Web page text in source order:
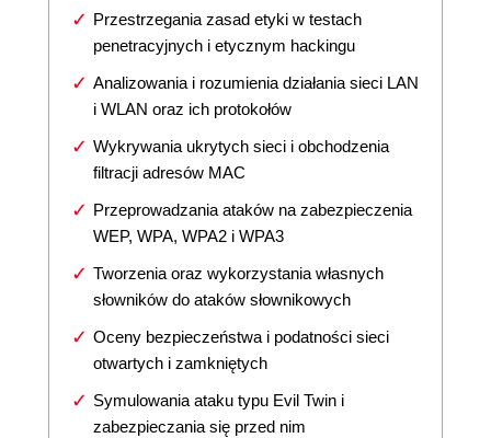
Przestrzegania zasad etyki w testach
penetracyjnych i etycznym hackingu
Analizowania i rozumienia działania sieci LAN
i WLAN oraz ich protokołów
Wykrywania ukrytych sieci i obchodzenia
filtracji adresów MAC
Przeprowadzania ataków na zabezpieczenia
WEP, WPA, WPA2 i WPA3
Tworzenia oraz wykorzystania własnych
słowników do ataków słownikowych
Oceny bezpieczeństwa i podatności sieci
otwartych i zamkniętych
Symulowania ataku typu Evil Twin i
zabezpieczania się przed nim